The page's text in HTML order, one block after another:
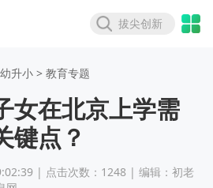
拔尖创新
升小 > 教育专题
女在北京上学需
键点？
| 点击次数：1248 | 编辑：初老